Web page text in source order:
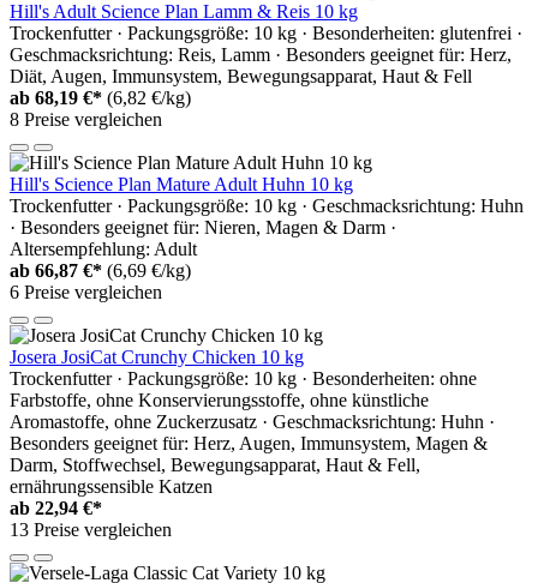
Hill's Adult Science Plan Lamm & Reis 10 kg
Trockenfutter · Packungsgröße: 10 kg · Besonderheiten: glutenfrei ·
Geschmacksrichtung: Reis, Lamm · Besonders geeignet für: Herz,
Diät, Augen, Immunsystem, Bewegungsapparat, Haut & Fell
ab 68,19 €* (6,82 €/kg)
8 Preise vergleichen
Hill's Science Plan Mature Adult Huhn 10 kg
Trockenfutter · Packungsgröße: 10 kg · Geschmacksrichtung: Huhn
· Besonders geeignet für: Nieren, Magen & Darm ·
Altersempfehlung: Adult
ab 66,87 €* (6,69 €/kg)
6 Preise vergleichen
Josera JosiCat Crunchy Chicken 10 kg
Trockenfutter · Packungsgröße: 10 kg · Besonderheiten: ohne
Farbstoffe, ohne Konservierungsstoffe, ohne künstliche
Aromastoffe, ohne Zuckerzusatz · Geschmacksrichtung: Huhn ·
Besonders geeignet für: Herz, Augen, Immunsystem, Magen &
Darm, Stoffwechsel, Bewegungsapparat, Haut & Fell,
ernährungssensible Katzen
ab 22,94 €*
13 Preise vergleichen